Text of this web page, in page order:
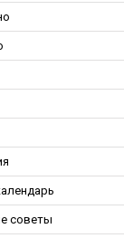
советы